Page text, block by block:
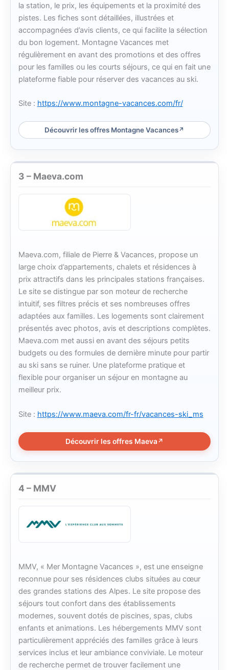
la station, le prix, les équipements et la proximité des
pistes. Les fiches sont détaillées, illustrées et
accompagnées d’avis clients, ce qui facilite la sélection
du bon logement. Montagne Vacances met
régulièrement en avant des promotions et des offres
pour les familles ou les courts séjours, ce qui en fait une
plateforme fiable pour réserver des vacances au ski.
Site : https://www.montagne-vacances.com/fr/
Découvrir les offres Montagne Vacances
3 – Maeva.com
Maeva.com, filiale de Pierre & Vacances, propose un
large choix d’appartements, chalets et résidences à
prix attractifs dans les principales stations françaises.
Le site se distingue par son moteur de recherche
intuitif, ses filtres précis et ses nombreuses offres
adaptées aux familles. Les logements sont clairement
présentés avec photos, avis et descriptions complètes.
Maeva.com met aussi en avant des séjours petits
budgets ou des formules de dernière minute pour partir
au ski sans se ruiner. Une plateforme pratique et
flexible pour organiser un séjour en montagne au
meilleur prix.
Site : https://www.maeva.com/fr-fr/vacances-ski_ms
Découvrir les offres Maeva
4 – MMV
MMV, « Mer Montagne Vacances », est une enseigne
reconnue pour ses résidences clubs situées au cœur
des grandes stations des Alpes. Le site propose des
séjours tout confort dans des établissements
modernes, souvent dotés de piscines, spas, clubs
enfants et animations. Les hébergements MMV sont
particulièrement appréciés des familles grâce à leurs
services inclus et leur ambiance conviviale. Le moteur
de recherche permet de trouver facilement une